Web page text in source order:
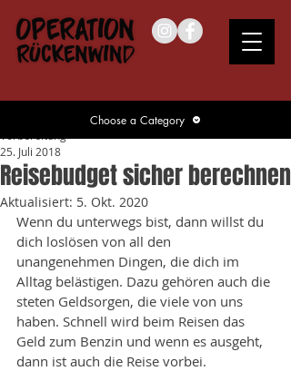
Reisebudget sicher berechnen
25. Juli 2018
Aktualisiert: 5. Okt. 2020
Wenn du unterwegs bist, dann willst du
dich loslösen von all den
unangenehmen Dingen, die dich im
Alltag belästigen. Dazu gehören auch die
steten Geldsorgen, die viele von uns
haben. Schnell wird beim Reisen das
Geld zum Benzin und wenn es ausgeht,
dann ist auch die Reise vorbei.
Choose a Category